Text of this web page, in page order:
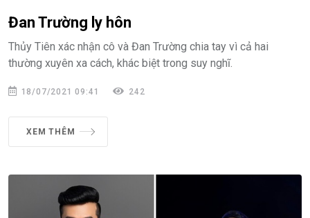
Đan Trường ly hôn
Thủy Tiên xác nhận cô và Đan Trường chia tay vì cả hai
thường xuyên xa cách, khác biệt trong suy nghĩ.
18/07/2021 09:41 242
XEM THÊM